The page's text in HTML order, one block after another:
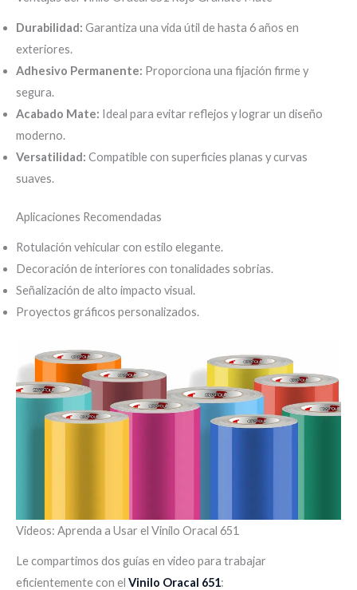
Durabilidad: Garantiza una vida útil de hasta 6 años en
exteriores.
Adhesivo Permanente: Proporciona una fijación firme y
segura.
Acabado Mate: Ideal para evitar reflejos y lograr un diseño
moderno.
Versatilidad: Compatible con superficies planas y curvas
suaves.
Aplicaciones Recomendadas
Rotulación vehicular con estilo elegante.
Decoración de interiores con tonalidades sobrias.
Señalización de alto impacto visual.
Proyectos gráficos personalizados.
Videos: Aprenda a Usar el Vinilo Oracal 651
Le compartimos dos guías en video para trabajar
eficientemente con el Vinilo Oracal 651: